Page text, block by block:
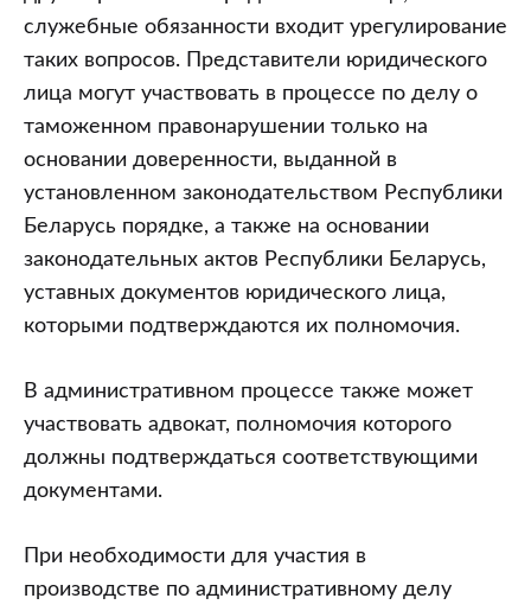
служебные обязанности входит урегулирование
таких вопросов. Представители юридического
лица могут участвовать в процессе по делу о
таможенном правонарушении только на
основании доверенности, выданной в
установленном законодательством Республики
Беларусь порядке, а также на основании
законодательных актов Республики Беларусь,
уставных документов юридического лица,
которыми подтверждаются их полномочия.
В административном процессе также может
участвовать адвокат, полномочия которого
должны подтверждаться соответствующими
документами.
При необходимости для участия в
производстве по административному делу